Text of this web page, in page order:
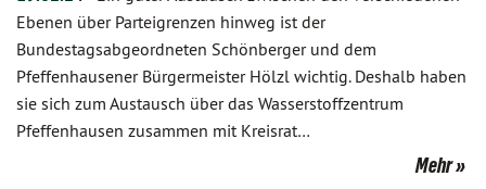
Ebenen über Parteigrenzen hinweg ist der
Bundestagsabgeordneten Schönberger und dem
Pfeffenhausener Bürgermeister Hölzl wichtig. Deshalb haben
sie sich zum Austausch über das Wasserstoffzentrum
Pfeffenhausen zusammen mit Kreisrat…
Mehr